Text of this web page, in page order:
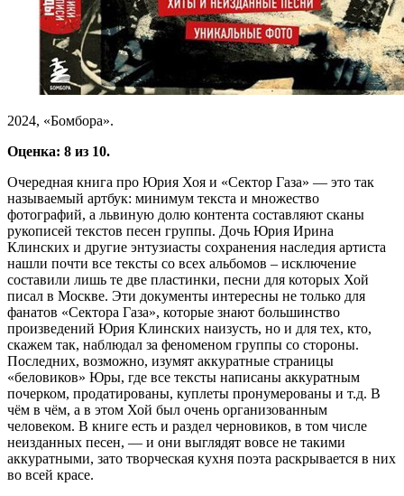
2024, «Бомбора».
Оценка: 8 из 10.
Очередная книга про Юрия Хоя и «Сектор Газа» — это так
называемый артбук: минимум текста и множество
фотографий, а львиную долю контента составляют сканы
рукописей текстов песен группы. Дочь Юрия Ирина
Клинских и другие энтузиасты сохранения наследия артиста
нашли почти все тексты со всех альбомов – исключение
составили лишь те две пластинки, песни для которых Хой
писал в Москве. Эти документы интересны не только для
фанатов «Сектора Газа», которые знают большинство
произведений Юрия Клинских наизусть, но и для тех, кто,
скажем так, наблюдал за феноменом группы со стороны.
Последних, возможно, изумят аккуратные страницы
«беловиков» Юры, где все тексты написаны аккуратным
почерком, продатированы, куплеты пронумерованы и т.д. В
чём в чём, а в этом Хой был очень организованным
человеком. В книге есть и раздел черновиков, в том числе
неизданных песен, — и они выглядят вовсе не такими
аккуратными, зато творческая кухня поэта раскрывается в них
во всей красе.